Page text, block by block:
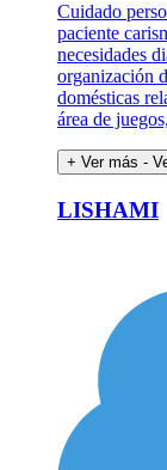
Cuidado
paciente
necesidades
organización
domésticas
área de
+ Ver más -
LISHAMI